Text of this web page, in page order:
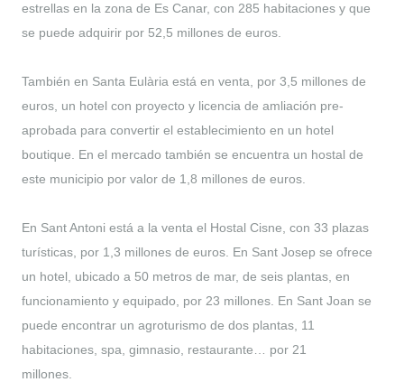
estrellas en la zona de Es Canar, con 285 habitaciones y que
se puede adquirir por 52,5 millones de euros.
También en Santa Eulària está en venta, por 3,5 millones de
euros, un hotel con proyecto y licencia de amliación pre-
aprobada para convertir el establecimiento en un hotel
boutique. En el mercado también se encuentra un hostal de
este municipio por valor de 1,8 millones de euros.
En Sant Antoni está a la venta el Hostal Cisne, con 33 plazas
turísticas, por 1,3 millones de euros. En Sant Josep se ofrece
un hotel, ubicado a 50 metros de mar, de seis plantas, en
funcionamiento y equipado, por 23 millones. En Sant Joan se
puede encontrar un agroturismo de dos plantas, 11
habitaciones, spa, gimnasio, restaurante… por 21
millones.